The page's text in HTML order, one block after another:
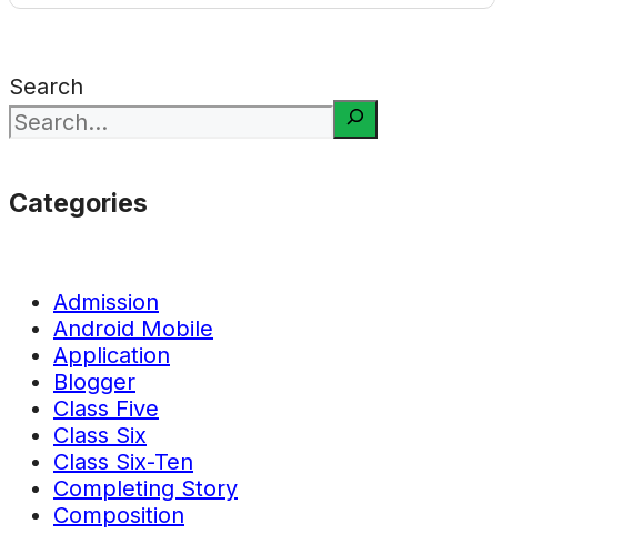
Search
Categories
Admission
Android Mobile
Application
Blogger
Class Five
Class Six
Class Six-Ten
Completing Story
Composition